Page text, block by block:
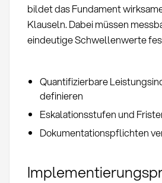
bildet das Fundament
Klauseln. Dabei müssen
eindeutige Schwellenwerte
Quantifizierbare
definieren
Eskalationsstufen und
Dokumentationspflichten